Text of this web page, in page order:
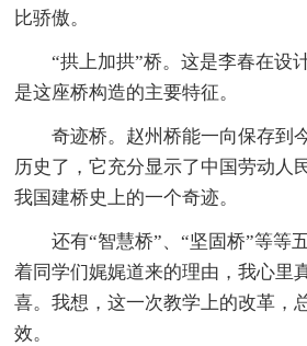
比骄傲。
“拱上加拱”桥。这是李春在设
是这座桥构造的主要特征。
奇迹桥。赵州桥能一向保存到
历史了，它充分显示了中国劳动人
我国建桥史上的一个奇迹。
还有“智慧桥”、“坚固桥”等等
着同学们娓娓道来的理由，我心里
喜。我想，这一次教学上的改革，
效。